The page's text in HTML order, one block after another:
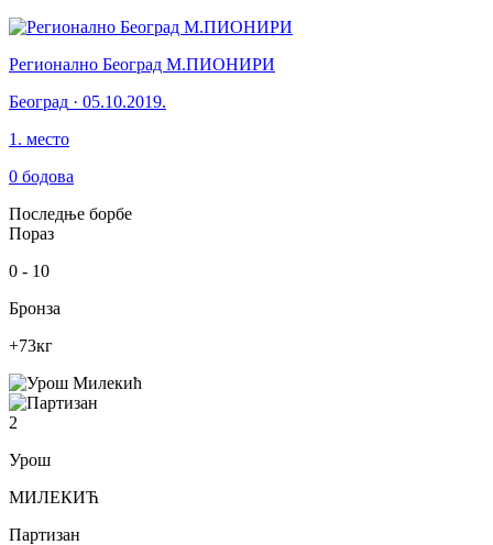
Регионално Београд М.ПИОНИРИ
Београд · 05.10.2019.
1 . место
0 бодова
Последње борбе
Пораз
0 - 10
Бронза
+73кг
2
Урош
МИЛЕКИЋ
Партизан